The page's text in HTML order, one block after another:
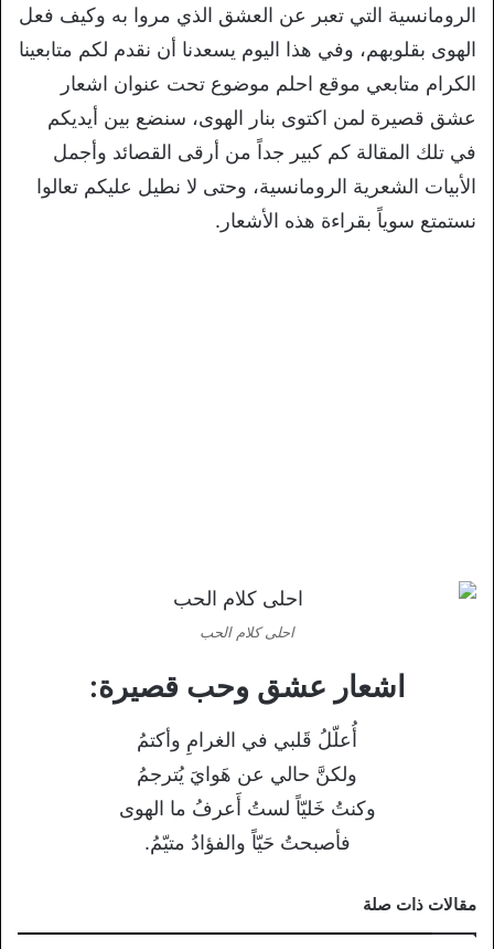
الرومانسية التي تعبر عن العشق الذي مروا به وكيف فعل
الهوى بقلوبهم، وفي هذا اليوم يسعدنا أن نقدم لكم متابعينا
الكرام متابعي موقع احلم موضوع تحت عنوان اشعار
عشق قصيرة لمن اكتوى بنار الهوى، سنضع بين أيديكم
في تلك المقالة كم كبير جداً من أرقى القصائد وأجمل
الأبيات الشعرية الرومانسية، وحتى لا نطيل عليكم تعالوا
نستمتع سوياً بقراءة هذه الأشعار.
احلى كلام الحب
اشعار عشق وحب قصيرة:
أُعلّلُ قَلبي في الغرامِ وأكتمُ
ولكنَّ حالي عن هَوايَ يُترجمُ
وكنتُ خَليّاً لستُ أَعرفُ ما الهوى
فأصبحتُ حَيّاً والفؤادُ متيّمُ.
مقالات ذات صلة